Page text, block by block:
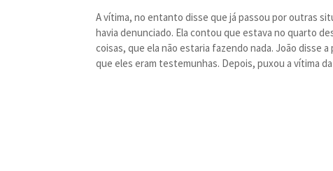
A vítima, no entanto disse que já passou por outras
havia denunciado. Ela contou que estava no quarto
coisas, que ela não estaria fazendo nada. João disse
que eles eram testemunhas. Depois, puxou a vítima